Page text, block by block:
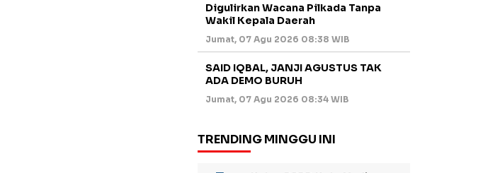
Digulirkan Wacana Pilkada Tanpa
Wakil Kepala Daerah
Jumat, 07 Agu 2026 08:38 WIB
SAID IQBAL, JANJI AGUSTUS TAK
ADA DEMO BURUH
Jumat, 07 Agu 2026 08:34 WIB
TRENDING MINGGU INI